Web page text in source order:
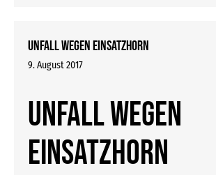
Unfall wegen Einsatzhorn
9. August 2017
Unfall wegen
Einsatzhorn